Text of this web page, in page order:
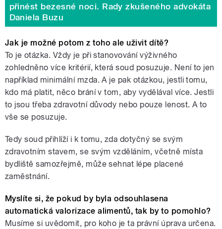
přinést bezesné noci. Rady zkušeného advokáta
Daniela Buzu
Jak je možné potom z toho ale uživit dítě?
To je otázka. Vždy je při stanovování výživného
zohledněno více kritérií, která soud posuzuje. Není to jen
například minimální mzda. A je pak otázkou, jestli tomu,
kdo má platit, něco brání v tom, aby vydělával více. Jestli
to jsou třeba zdravotní důvody nebo pouze lenost. A to
vše se posuzuje.
Tedy soud přihlíží i k tomu, zda dotyčný se svým
zdravotním stavem, se svým vzděláním, včetně místa
bydliště samozřejmě, může sehnat lépe placené
zaměstnání.
Myslíte si, že pokud by byla odsouhlasena
automatická valorizace alimentů, tak by to pomohlo?
Musíme si uvědomit, pro koho je ta právní úprava určena.